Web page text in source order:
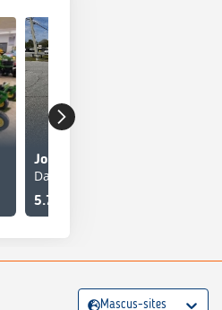
John Deere Z530R
Dacula, GA
5.715 EUR
Mascus-sites